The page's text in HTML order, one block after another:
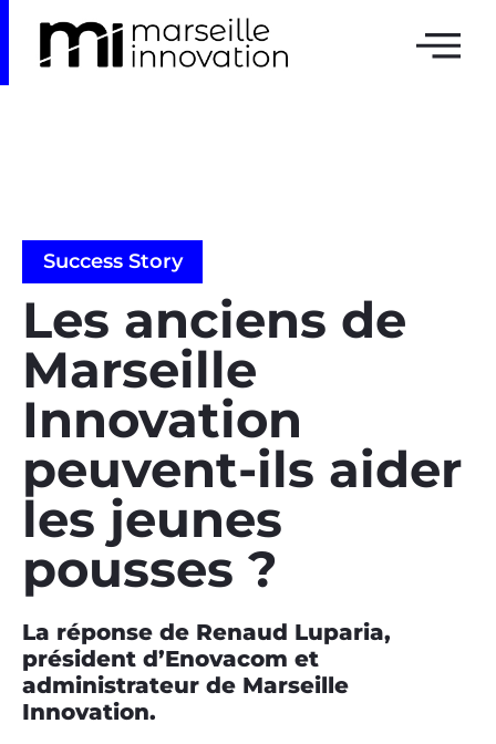
Success Story
Les anciens de
Marseille
Innovation
peuvent-ils aider
les jeunes
pousses ?
La réponse de Renaud Luparia,
président d’Enovacom et
administrateur de Marseille
Innovation.